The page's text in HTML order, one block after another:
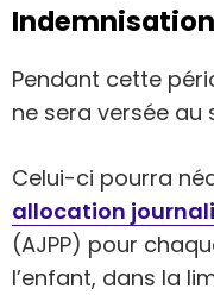
Pendant cette
ne sera versée au
Celui-ci pourra
allocation
(AJPP) pour
l’enfant, dans la